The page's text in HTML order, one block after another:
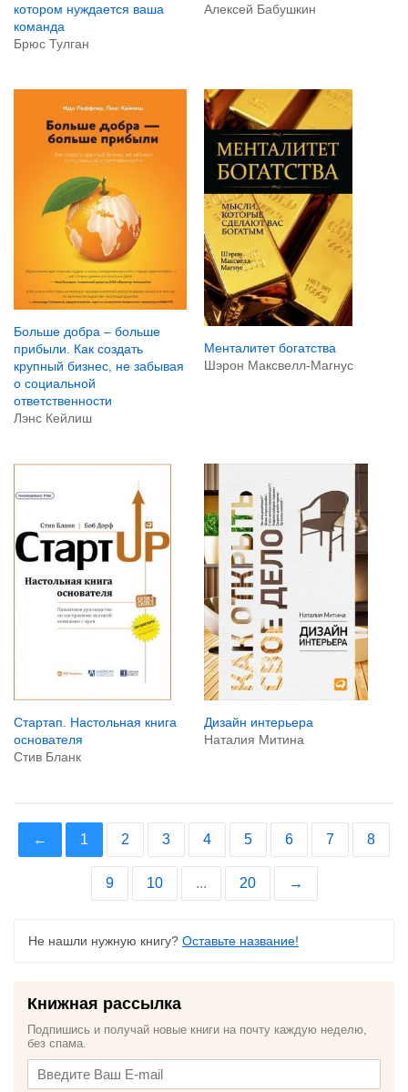
котором нуждается ваша
команда
Брюс Тулган
Алексей Бабушкин
Больше добра – больше
прибыли. Как создать
крупный бизнес, не забывая
о социальной
ответственности
Лэнс Кейлиш
Менталитет богатства
Шэрон Максвелл-Магнус
Стартап. Настольная книга
основателя
Стив Бланк
Дизайн интерьера
Наталия Митина
← 1 2 3 4 5 6 7 8
9 10 ... 20 →
Не нашли нужную книгу? Оставьте название!
Книжная рассылка
Подпишись и получай новые книги на почту каждую неделю,
без спама.